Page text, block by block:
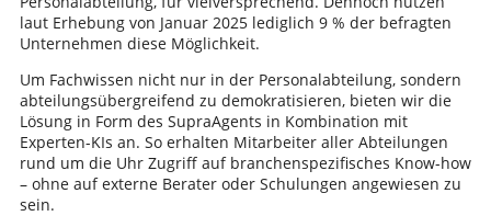
laut Erhebung von Januar 2025 lediglich 9 % der befragten
Unternehmen diese Möglichkeit.
Um Fachwissen nicht nur in der Personalabteilung, sondern
abteilungsübergreifend zu demokratisieren, bieten wir die
Lösung in Form des SupraAgents in Kombination mit
Experten-KIs an. So erhalten Mitarbeiter aller Abteilungen
rund um die Uhr Zugriff auf branchenspezifisches Know-how
– ohne auf externe Berater oder Schulungen angewiesen zu
sein.